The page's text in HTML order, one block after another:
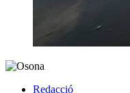
Redacció